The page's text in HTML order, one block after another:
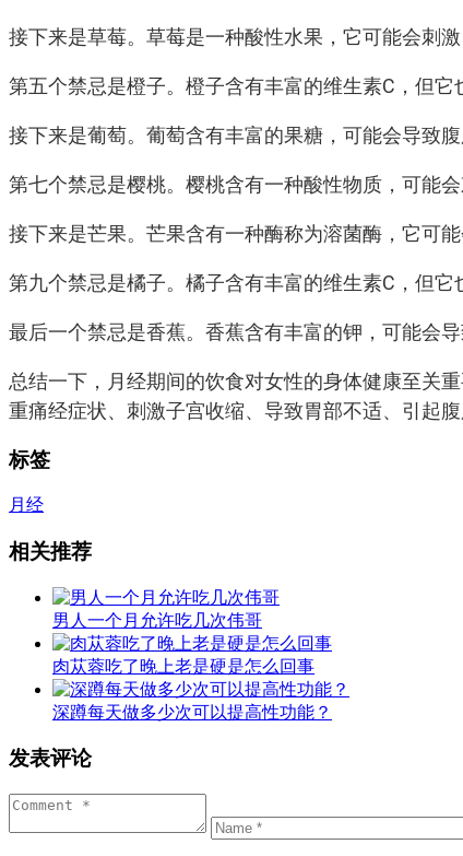
接下来是草莓。草莓是一种酸性水果，它可能会刺
第五个禁忌是橙子。橙子含有丰富的维生素C，但
接下来是葡萄。葡萄含有丰富的果糖，可能会导致
第七个禁忌是樱桃。樱桃含有一种酸性物质，可能
接下来是芒果。芒果含有一种酶称为溶菌酶，它可
第九个禁忌是橘子。橘子含有丰富的维生素C，但
最后一个禁忌是香蕉。香蕉含有丰富的钾，可能会
总结一下，月经期间的饮食对女性的身体健康至关
重痛经症状、刺激子宫收缩、导致胃部不适、引起
标签
月经
相关推荐
男人一个月允许吃几次伟哥
肉苁蓉吃了晚上老是硬是怎么回事
深蹲每天做多少次可以提高性功能？
发表评论